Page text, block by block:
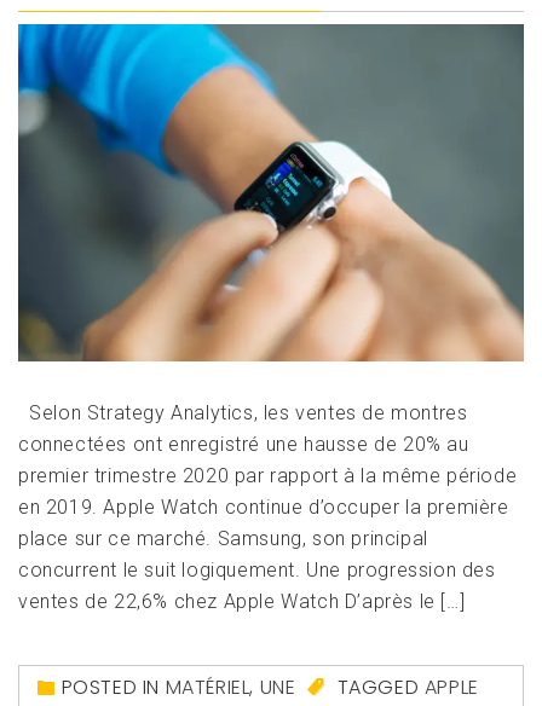
Selon Strategy Analytics, les ventes de montres
connectées ont enregistré une hausse de 20% au
premier trimestre 2020 par rapport à la même période
en 2019. Apple Watch continue d’occuper la première
place sur ce marché. Samsung, son principal
concurrent le suit logiquement. Une progression des
ventes de 22,6% chez Apple Watch D’après le […]
POSTED IN MATÉRIEL, UNE TAGGED APPLE